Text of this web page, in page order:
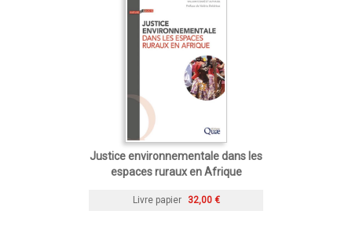
Justice environnementale dans les
espaces ruraux en Afrique
Livre papier 32,00 €